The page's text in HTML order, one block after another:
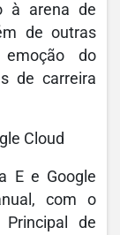
à arena de
de outras
do
de carreira
Cloud
E e Google
com o
Principal de